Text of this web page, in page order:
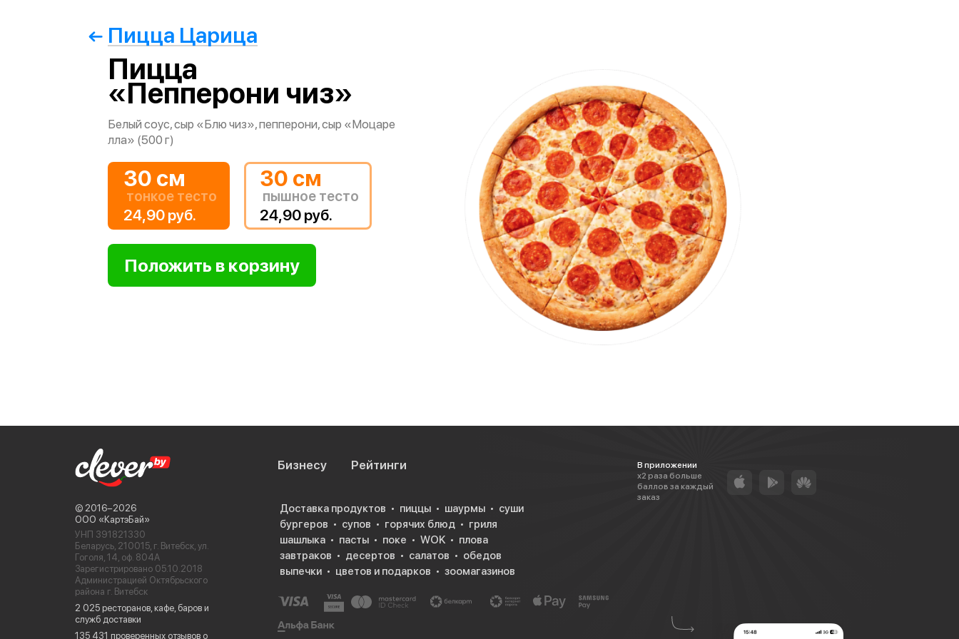
Пицца Царица
Пицца
«Пепперони чиз»
Белый соус, сыр «Блю чиз», пепперони, сыр «Моцаре
лла» (500 г)
30 см
тонкое тесто
24,90 руб.
30 см
пышное тесто
24,90 руб.
© 2016−2026
ООО «КартэБай»
УНП 391821330
Беларусь, 210015, г. Витебск, ул.
Гоголя, 14, оф. 804А
Зарегистрировано 05.10.2018
Администрацией Октябрьского
района г. Витебск
2 025 ресторанов, кафе, баров и
служб доставки
135 431 проверенных отзывов о
Бизнесу Рейтинги
В приложении
х2 раза больше
баллов за каждый
заказ
Доставка продуктов пиццы шаурмы
суши
бургеров
супов горячих блюд
гриля
шашлыка
пасты поке WOK
плова
завтраков
десертов салатов
обедов
выпечки
цветов и подарков зоомагазинов